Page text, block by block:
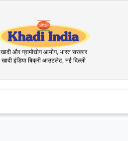
खादी और ग्रामोद्योग आयोग, भारत सरकार
खादी इंडिया बिक्री आउटलेट, नई दिल्ली